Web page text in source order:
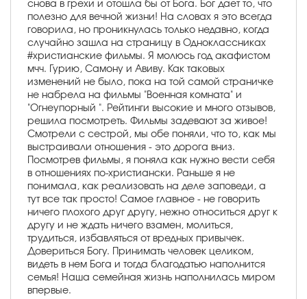
снова в грехи и отошла бы от Бога. Бог дает то, что
полезно для вечной жизни! На словах я это всегда
говорила, но проникнулась только недавно, когда
случайно зашла на страницу в Одноклассниках
#христианские фильмы. Я молюсь год акафистом
мчч. Гурию, Самону и Авиву. Как таковых
изменений не было, пока на той самой страничке
не набрела на фильмы "Военная комната" и
"Огнеупорный ". Рейтинги высокие и много отзывов,
решила посмотреть. Фильмы задевают за живое!
Смотрели с сестрой, мы обе поняли, что то, как мы
выстраивали отношения - это дорога вниз.
Посмотрев фильмы, я поняла как нужно вести себя
в отношениях по-христиански. Раньше я не
понимала, как реализовать на деле заповеди, а
тут все так просто! Самое главное - не говорить
ничего плохого друг другу, нежно относиться друг к
другу и не ждать ничего взамен, молиться,
трудиться, избавляться от вредных привычек.
Довериться Богу. Принимать человек целиком,
видеть в нем Бога и тогда благодатью наполнится
семья! Наша семейная жизнь наполнилась миром
впервые.